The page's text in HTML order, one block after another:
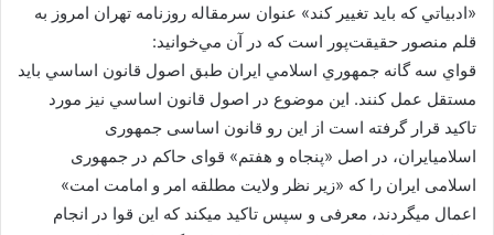
«ادبياتي كه بايد تغيير كند» عنوان سرمقاله روزنامه تهران امروز به
قلم منصور حقيقت‌پور است كه در آن مي‌خوانيد:
قواي سه گانه جمهوري اسلامي ايران طبق اصول قانون اساسي بايد
مستقل عمل كنند. اين موضوع در اصول قانون اساسي نيز مورد
تاكيد قرار گرفته است از اين رو قانون اساسی جمهوری
اسلامی‏ایران، در اصل «پنجاه و هفتم» قوای حاکم در جمهوری
اسلامی ‏ایران را که «زیر نظر ولایت مطلقه امر و امامت امت»
اعمال می‏گردند، معرفی و سپس تاکید می‏کند که این قوا در انجام